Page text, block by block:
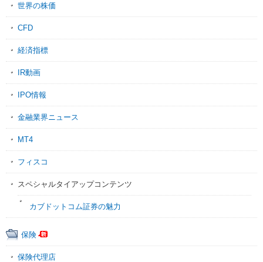
世界の株価
CFD
経済指標
IR動画
IPO情報
金融業界ニュース
MT4
フィスコ
スペシャルタイアップコンテンツ
カブドットコム証券の魅力
保険
保険代理店